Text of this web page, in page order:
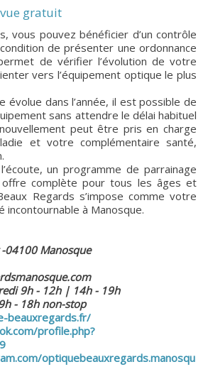
gratuit
de présenter une ordonnance
de vérifier l’évolution de votre
vers l’équipement optique le plus
évolue dans l’année, il est possible de
sans attendre le délai habituel
peut être pris en charge
et votre complémentaire santé,
un programme de parrainage
complète pour tous les âges et
Regards s’impose comme votre
incontournable à Manosque.
04100 Manosque
9h - 12h | 14h - 19h
- 18h non-stop
beauxregards.fr/
profile.php?
optiquebeauxregards.manosqu